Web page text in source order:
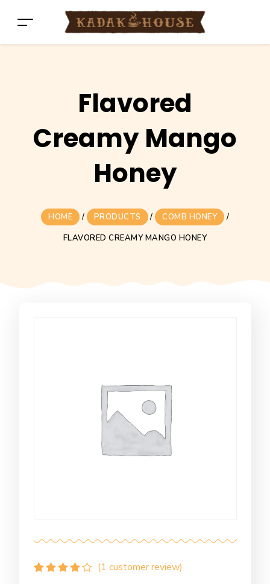
Flavored
Creamy Mango
Honey
HOME / PRODUCTS / COMB HONEY
/
FLAVORED CREAMY MANGO HONEY
(1 customer review)